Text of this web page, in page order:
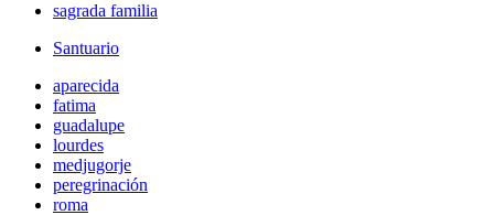
sagrada familia
Santuario
aparecida
fatima
guadalupe
lourdes
medjugorje
peregrinación
roma